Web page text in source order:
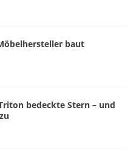
baut
bedeckte Stern – und